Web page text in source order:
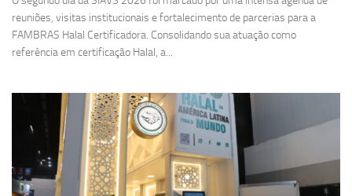
reuniões, visitas institucionais e fortalecimento de parcerias para a
FAMBRAS Halal Certificadora. Consolidando sua atuação como
referência em certificação Halal, a...